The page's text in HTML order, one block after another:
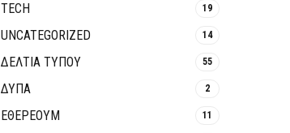
TECH 19
UNCATEGORIZED 14
ΔΕΛΤΙΑ ΤΥΠΟΥ 55
ΔΥΠΑ 2
ΕΘΈΡΕΟΥΜ 11